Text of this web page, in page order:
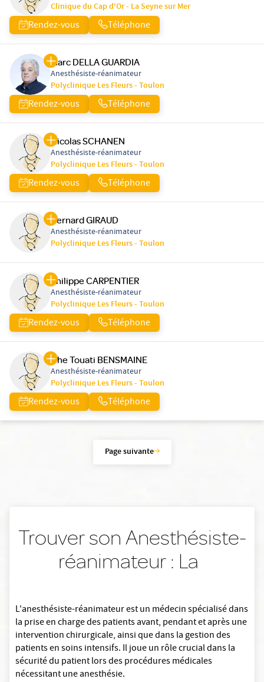
Clinique du Cap d'Or - La Seyne sur Mer
Rendez-vous Téléphone
Marc DELLA GUARDIA
Anesthésiste-réanimateur
Polyclinique Les Fleurs - Toulon
Rendez-vous Téléphone
Nicolas SCHANEN
Anesthésiste-réanimateur
Polyclinique Les Fleurs - Toulon
Rendez-vous Téléphone
Bernard GIRAUD
Anesthésiste-réanimateur
Polyclinique Les Fleurs - Toulon
Philippe CARPENTIER
Anesthésiste-réanimateur
Polyclinique Les Fleurs - Toulon
Rendez-vous Téléphone
Che Touati BENSMAINE
Anesthésiste-réanimateur
Polyclinique Les Fleurs - Toulon
Rendez-vous Téléphone
Page suivante
Trouver son Anesthésiste-
réanimateur : La
L'anesthésiste-réanimateur est un médecin spécialisé dans
la prise en charge des patients avant, pendant et après une
intervention chirurgicale, ainsi que dans la gestion des
patients en soins intensifs. Il joue un rôle crucial dans la
sécurité du patient lors des procédures médicales
nécessitant une anesthésie.